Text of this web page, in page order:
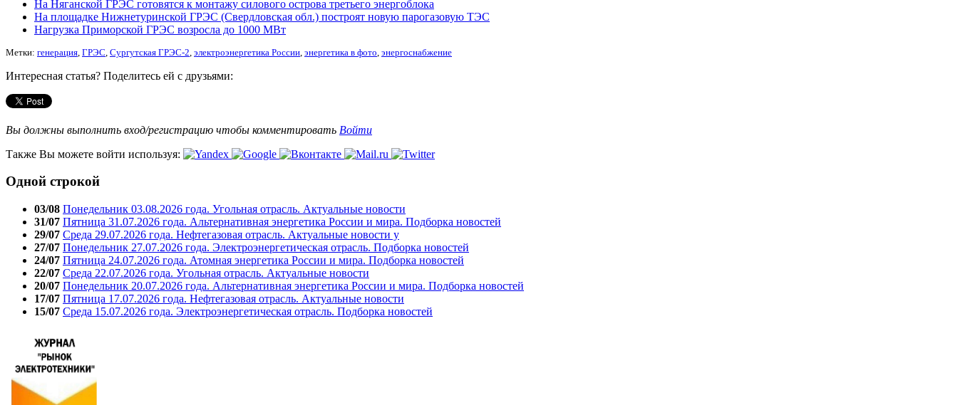
На Няганской ГРЭС готовятся к монтажу силового острова третьего энергоблока
На площадке Нижнетуринской ГРЭС (Свердловская обл.) построят новую парогазовую ТЭС
Нагрузка Приморской ГРЭС возросла до 1000 МВт
Метки: генерация ГРЭС Сургутская ГРЭС-2 электроэнергетика России энергетика в фото энергоснабжение
Интересная статья? Поделитесь ей с друзьями:
Вы должны выполнить вход/регистрацию чтобы комментировать Войти
Также Вы можете войти используя:
Одной строкой
03/08 Понедельник 03.08.2026 года. Угольная отрасль. Актуальные новости
31/07 Пятница 31.07.2026 года. Альтернативная энергетика России и мира. Подборка новостей
29/07 Среда 29.07.2026 года. Нефтегазовая отрасль. Актуальные новости у
27/07 Понедельник 27.07.2026 года. Электроэнергетическая отрасль. Подборка новостей
24/07 Пятница 24.07.2026 года. Атомная энергетика России и мира. Подборка новостей
22/07 Среда 22.07.2026 года. Угольная отрасль. Актуальные новости
20/07 Понедельник 20.07.2026 года. Альтернативная энергетика России и мира. Подборка новостей
17/07 Пятница 17.07.2026 года. Нефтегазовая отрасль. Актуальные новости
15/07 Среда 15.07.2026 года. Электроэнергетическая отрасль. Подборка новостей